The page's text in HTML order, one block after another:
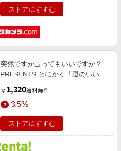
ストアにすすむ
突然ですが占ってもいいですか？
PRESENTS とにかく「運のいい
￥ 1,320送料無料
3.5%
ストアにすすむ